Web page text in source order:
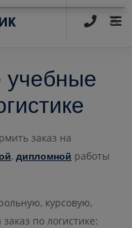
учебные
заказ на
, дипломной работы
курсовую,
по логистике:
×